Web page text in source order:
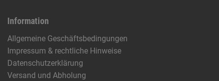
Information
Allgemeine Geschäftsbedingungen
Impressum & rechtliche Hinweise
Datenschutzerklärung
Versand und Abholung